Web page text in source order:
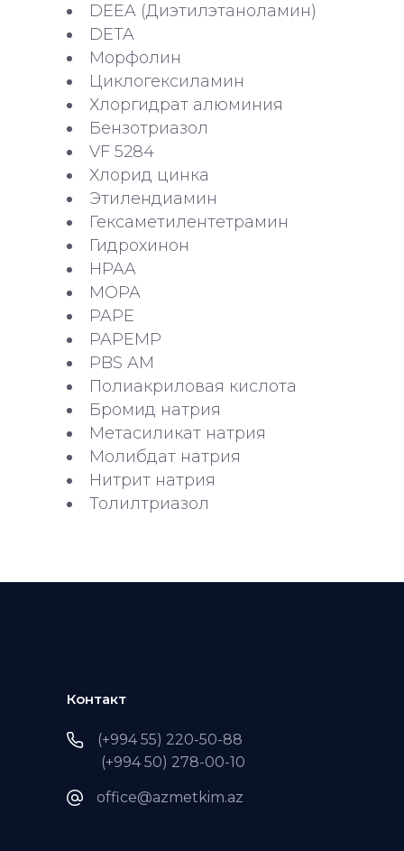
DEEA (Диэтилэтаноламин)
DETA
Морфолин
Циклогексиламин
Хлоргидрат алюминия
Бензотриазол
VF 5284
Хлорид цинка
Этилендиамин
Гексаметилентетрамин
Гидрохинон
HPAA
MOPA
PAPE
PAPEMP
PBS AM
Полиакриловая кислота
Бромид натрия
Метасиликат натрия
Молибдат натрия
Нитрит натрия
Толилтриазол
Контакт
(+994 55) 220-50-88
(+994 50) 278-00-10
office@azmetkim.az